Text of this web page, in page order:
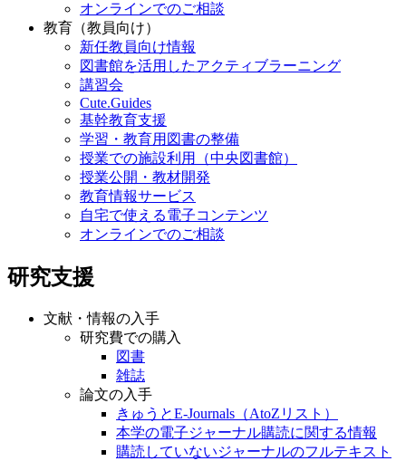
オンラインでのご相談
教育（教員向け）
新任教員向け情報
図書館を活用したアクティブラーニング
講習会
Cute.Guides
基幹教育支援
学習・教育用図書の整備
授業での施設利用（中央図書館）
授業公開・教材開発
教育情報サービス
自宅で使える電子コンテンツ
オンラインでのご相談
研究支援
文献・情報の入手
研究費での購入
図書
雑誌
論文の入手
きゅうとE-Journals（AtoZリスト）
本学の電子ジャーナル購読に関する情報
購読していないジャーナルのフルテキスト